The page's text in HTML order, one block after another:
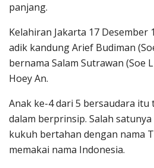
panjang.
Kelahiran Jakarta 17 Desember
adik kandung Arief Budiman
bernama Salam Sutrawan (Soe
Hoey An.
Anak ke-4 dari 5 bersaudara itu
dalam berprinsip. Salah
kukuh bertahan dengan nama
memakai nama Indonesia.